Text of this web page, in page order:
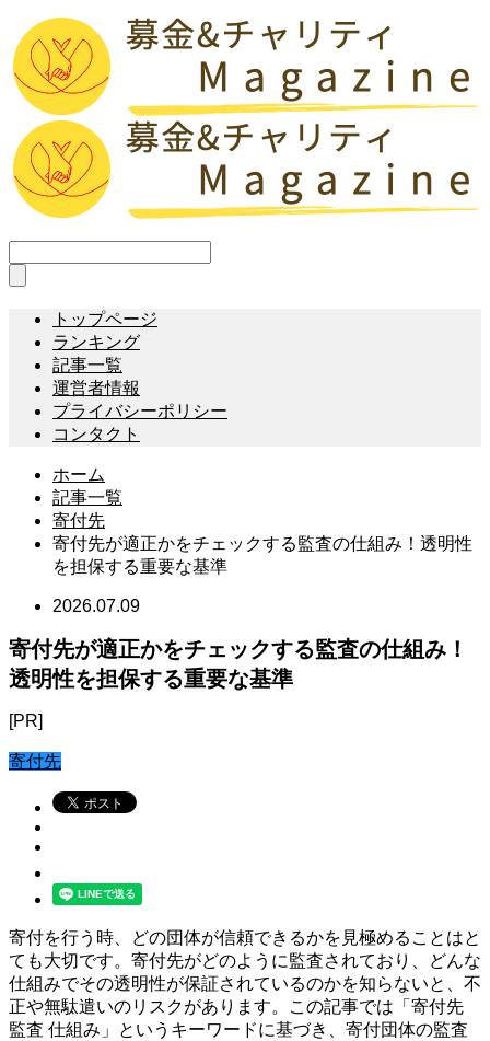
トップページ
ランキング
記事一覧
運営者情報
プライバシーポリシー
コンタクト
ホーム
記事一覧
寄付先
寄付先が適正かをチェックする監査の仕組み！透明性
を担保する重要な基準
2026.07.09
寄付先が適正かをチェックする監査の仕組み！
透明性を担保する重要な基準
[PR]
寄付先
寄付を行う時、どの団体が信頼できるかを見極めることはと
ても大切です。寄付先がどのように監査されており、どんな
仕組みでその透明性が保証されているのかを知らないと、不
正や無駄遣いのリスクがあります。この記事では「寄付先
監査 仕組み」というキーワードに基づき、寄付団体の監査